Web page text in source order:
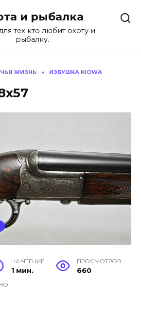
и рыбалка
тех кто любит охоту и
рыбалку.
ЖИЗНЬ » ИЗБУШКА KIOWA
НА ЧТЕНИЕ
1 мин.
ПРОСМОТРОВ
660